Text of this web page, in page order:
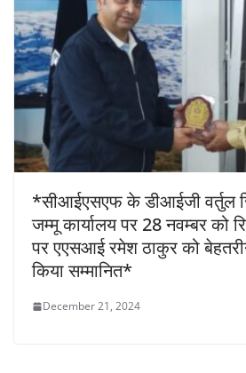
*सीआईएसएफ के डीआईजी वर्तुल
जम्मू कार्यालय पर 28 नवम्बर को
पर एएसआई रमेश ठाकुर को
किया सम्मानित*
December 21, 2024